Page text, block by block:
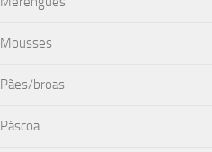
Mousses
Pães/broas
Páscoa